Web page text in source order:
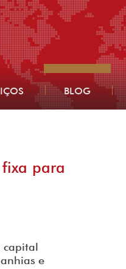
BLOG
para
capital
e